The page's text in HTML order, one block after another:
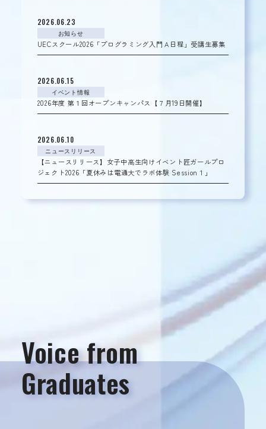
2026.06.23
お知らせ
UECスクール2026「プログラミング入門Ａ日程」受講生募集
2026.06.15
イベント情報
2026年度 第１回オープンキャンパス【７月19日開催】
2026.06.10
ニュースリリース
【ニュースリリース】女子中高生向けイベント匠ガールプロ
ジェクト2026「夏休みは電通大でラボ体験 Session１」
Voice from
Graduates